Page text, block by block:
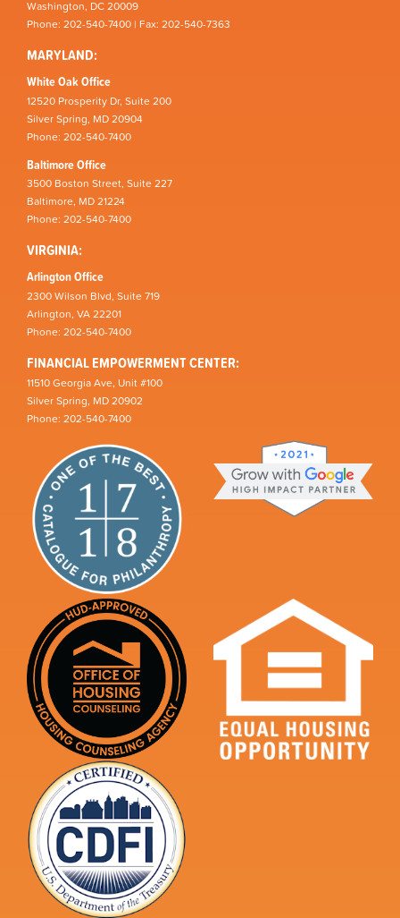
Washington, DC 20009
Phone: 202-540-7400 | Fax: 202-540-7363
MARYLAND:
White Oak Office
12520 Prosperity Dr, Suite 200
Silver Spring, MD 20904
Phone: 202-540-7400
Baltimore Office
3500 Boston Street, Suite 227
Baltimore, MD 21224
Phone: 202-540-7400
VIRGINIA:
Arlington Office
2300 Wilson Blvd, Suite 719
Arlington, VA 22201
Phone: 202-540-7400
FINANCIAL EMPOWERMENT CENTER:
11510 Georgia Ave, Unit #100
Silver Spring, MD 20902
Phone: 202-540-7400